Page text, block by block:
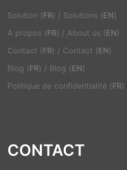
Solution (FR) / Solutions (EN)
A propos (FR) / About us (EN)
Contact (FR) / Contact (EN)
Blog (FR) / Blog (EN)
Politique de confidentialité (FR)
CONTACT